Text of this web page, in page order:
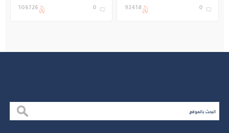
التعليم في المملكة
0
92418
بنادي غراس الصيفي
0
106726